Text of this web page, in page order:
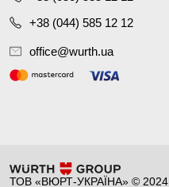
+38 (044) 585 12 12
office@wurth.ua
ТОВ «ВЮРТ-УКРАЇНА» © 2024.